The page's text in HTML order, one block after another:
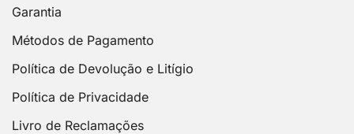
Garantia
Métodos de Pagamento
Política de Devolução e Litígio
Política de Privacidade
Livro de Reclamações